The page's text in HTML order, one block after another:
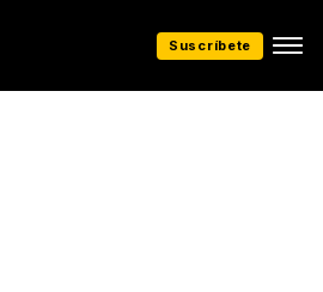
Suscríbete